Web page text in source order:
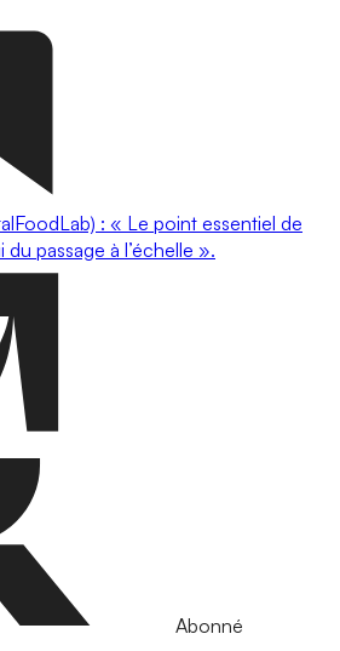
: « Le point essentiel de
passage à l’échelle ».
Abonné